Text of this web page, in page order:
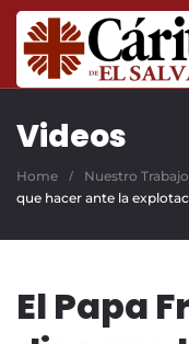
Skip to main
Videos
Home Nuestro Trabajo
que hacer ante la
El Papa